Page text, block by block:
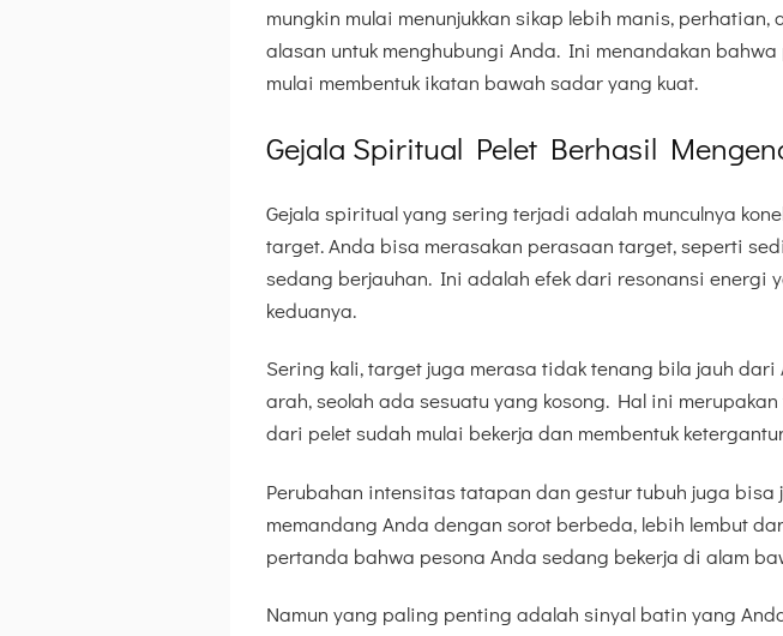
mungkin mulai menunjukkan sikap lebih manis,
alasan untuk menghubungi Anda. Ini menandakan
mulai membentuk ikatan bawah sadar yang kuat.
Gejala Spiritual Pelet Berhasil
Gejala spiritual yang sering terjadi adalah munculnya
target. Anda bisa merasakan perasaan target, seperti
sedang berjauhan. Ini adalah efek dari resonansi energi
keduanya.
Sering kali, target juga merasa tidak tenang bila jauh
arah, seolah ada sesuatu yang kosong. Hal ini
dari pelet sudah mulai bekerja dan membentuk
Perubahan intensitas tatapan dan gestur tubuh juga bisa
memandang Anda dengan sorot berbeda, lebih lembut
pertanda bahwa pesona Anda sedang bekerja di alam
Namun yang paling penting adalah sinyal batin yang